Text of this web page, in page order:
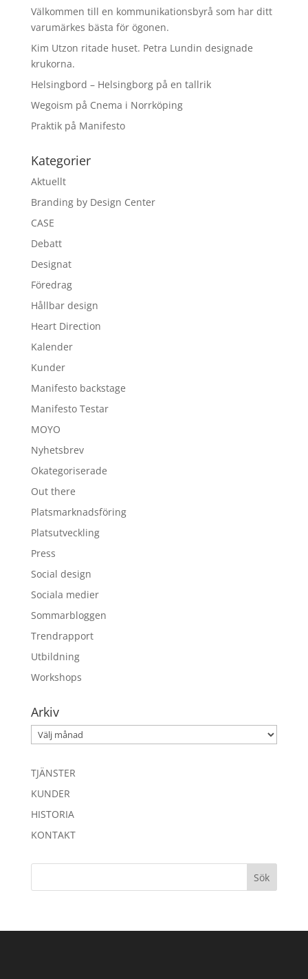
Välkommen till en kommunikationsbyrå som har ditt
varumärkes bästa för ögonen.
Kim Utzon ritade huset. Petra Lundin designade
krukorna.
Helsingbord – Helsingborg på en tallrik
Wegoism på Cnema i Norrköping
Praktik på Manifesto
Kategorier
Aktuellt
Branding by Design Center
CASE
Debatt
Designat
Föredrag
Hållbar design
Heart Direction
Kalender
Kunder
Manifesto backstage
Manifesto Testar
MOYO
Nyhetsbrev
Okategoriserade
Out there
Platsmarknadsföring
Platsutveckling
Press
Social design
Sociala medier
Sommarbloggen
Trendrapport
Utbildning
Workshops
Arkiv
Arkiv
TJÄNSTER
KUNDER
HISTORIA
KONTAKT